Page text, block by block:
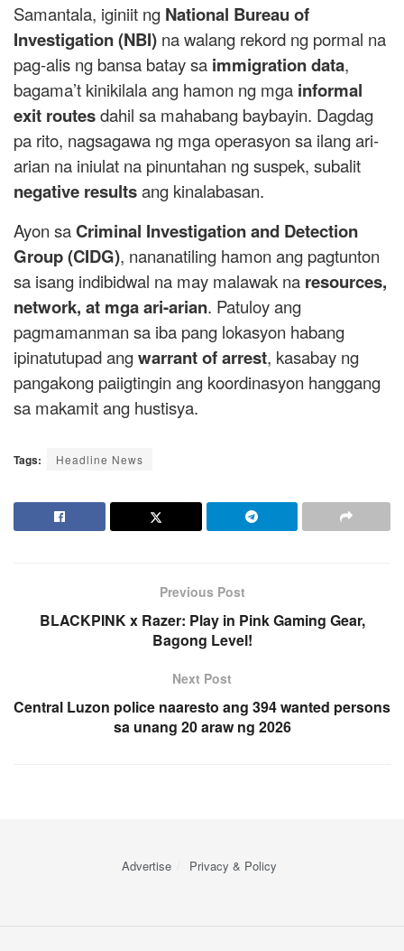
Samantala, iginiit ng National Bureau of
Investigation (NBI) na walang rekord ng pormal na
pag-alis ng bansa batay sa immigration data,
bagama’t kinikilala ang hamon ng mga informal
exit routesdahil sa mahabang baybayin. Dagdag
pa rito, nagsagawa ng mga operasyon sa ilang ari-
arian na iniulat na pinuntahan ng suspek, subalit
negative resultsang kinalabasan.
Ayon saCriminal Investigation and Detection
Group (CIDG), nananatiling hamon ang pagtunton
sa isang indibidwal na may malawak na resources,
network, at mga ari-arian. Patuloy ang
pagmamanman sa iba pang lokasyon habang
ipinatutupad angwarrant of arrest, kasabay ng
pangakong paiigtingin ang koordinasyon hanggang
sa makamit ang hustisya.
Tags: Headline News
Previous Post
BLACKPINK x Razer: Play in Pink Gaming Gear,
Bagong Level!
Next Post
Central Luzon police naaresto ang 394 wanted persons
sa unang 20 araw ng 2026
Advertise Privacy & Policy